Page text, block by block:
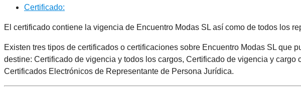
Certificado:
El certificado contiene la vigencia de Encuentro Modas SL así como de todos los
Existen tres tipos de certificados o certificaciones sobre Encuentro Modas SL que
destine: Certificado de vigencia y todos los cargos, Certificado de vigencia y cargo
Certificados Electrónicos de Representante de Persona Jurídica.